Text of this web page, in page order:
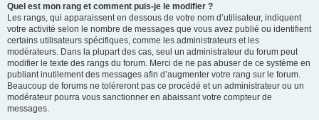
Quel est mon rang et comment puis-je le modifier ?
Les rangs, qui apparaissent en dessous de votre nom d’utilisateur, indiquent
votre activité selon le nombre de messages que vous avez publié ou identifient
certains utilisateurs spécifiques, comme les administrateurs et les
modérateurs. Dans la plupart des cas, seul un administrateur du forum peut
modifier le texte des rangs du forum. Merci de ne pas abuser de ce système en
publiant inutilement des messages afin d’augmenter votre rang sur le forum.
Beaucoup de forums ne toléreront pas ce procédé et un administrateur ou un
modérateur pourra vous sanctionner en abaissant votre compteur de
messages.